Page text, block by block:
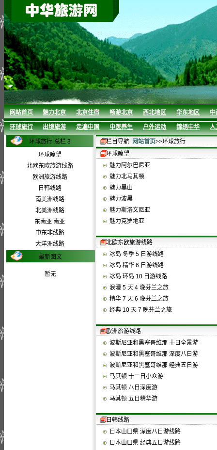
网站首页 魅力北京 北京住宿 畅游北京 西北地区 华东地区 中
环球旅行 出境旅游 走遍中国 中医养生 户外运动 锦绣中华 人
环球旅行·总栏 3
环球瞭望
北欧东欧旅游线路
欧洲旅游线路
日韩线路
南美洲线路
北美洲线路
东南亚 南亚
中东非线路
大洋洲线路
最新图文
暂无
栏目导航 网站首页>>环球旅行
环球瞭望
魅力阿尔巴尼亚
魅力北马其顿
魅力黑山
魅力波黑
魅力斯洛文尼亚
魅力克罗地亚
北欧东欧旅游线路
冰岛 冬季 5 日游线路
冰岛 精华 6 日游线路
冰岛 环岛 10 日游线路
浪漫 5 天 4 晚芬兰之旅
精华 7 天 6 晚芬兰之旅
经典 10 天 7 晚芬兰之旅
欧洲旅游线路
波斯尼亚和黑塞哥维那 十日全景游
波斯尼亚和黑塞哥维那 深度八日游
波斯尼亚和黑塞哥维那 经典五日游
马其顿 十二日小众游
马其顿 八日深度游
马其顿 五日精华游
日韩线路
日本山口県 深度八日游线路
日本山口県 经典五日游线路